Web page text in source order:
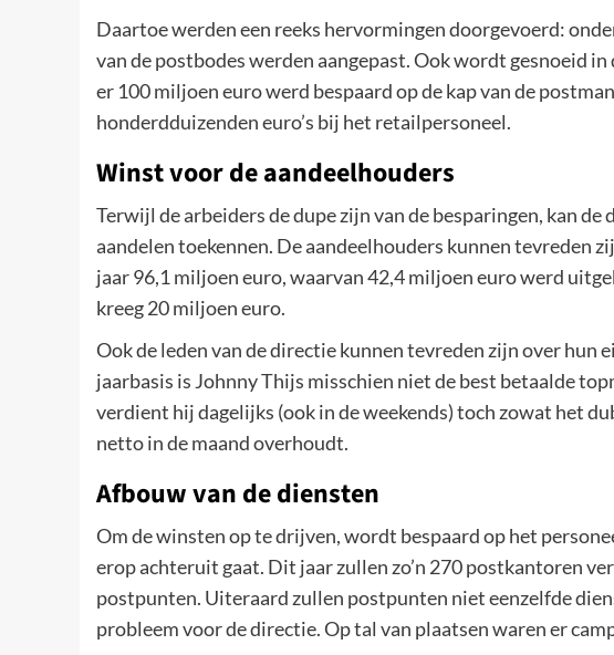
Daartoe werden een reeks hervormingen doorgevoerd:
van de postbodes werden aangepast. Ook wordt gesnoeid
er 100 miljoen euro werd bespaard op de kap van de
honderdduizenden euro’s bij het retailpersoneel.
Winst voor de aandeelhouders
Terwijl de arbeiders de dupe zijn van de besparingen, kan
aandelen toekennen. De aandeelhouders kunnen tevreden
jaar 96,1 miljoen euro, waarvan 42,4 miljoen euro werd
kreeg 20 miljoen euro.
Ook de leden van de directie kunnen tevreden zijn over hun
jaarbasis is Johnny Thijs misschien niet de best betaalde
verdient hij dagelijks (ook in de weekends) toch zowat het
netto in de maand overhoudt.
Afbouw van de diensten
Om de winsten op te drijven, wordt bespaard op het
erop achteruit gaat. Dit jaar zullen zo’n 270 postkantoren
postpunten. Uiteraard zullen postpunten niet eenzelfde
probleem voor de directie. Op tal van plaatsen waren er